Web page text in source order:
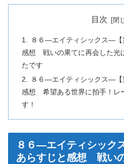
目次
８６―エイティシックス―【
感想 戦いの果てに再会した光
たです
８６―エイティシックス―【
感想 希望ある世界に拍手！レ
す！
８６―エイティシック
あらすじと感想 戦い